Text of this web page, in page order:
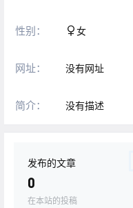
性别： 女
网址： 没有网址
简介： 没有描述
发布的文章
0
在本站的投稿